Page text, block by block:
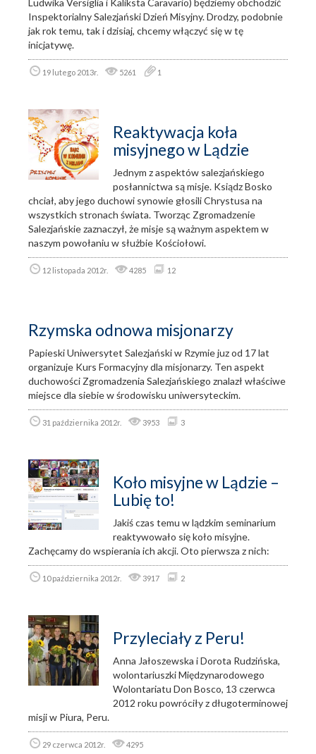
Ludwika Versiglia i Kaliksta Caravario) będziemy obchodzić
Inspektorialny Salezjański Dzień Misyjny. Drodzy, podobnie
jak rok temu, tak i dzisiaj, chcemy włączyć się w tę
inicjatywę.
19 lutego 2013r. 5261 1
Reaktywacja koła
misyjnego w Lądzie
Jednym z aspektów salezjańskiego
posłannictwa są misje. Ksiądz Bosko
chciał, aby jego duchowi synowie głosili Chrystusa na
wszystkich stronach świata. Tworząc Zgromadzenie
Salezjańskie zaznaczył, że misje są ważnym aspektem w
naszym powołaniu w służbie Kościołowi.
12 listopada 2012r. 4285 12
Rzymska odnowa misjonarzy
Papieski Uniwersytet Salezjański w Rzymie juz od 17 lat
organizuje Kurs Formacyjny dla misjonarzy. Ten aspekt
duchowości Zgromadzenia Salezjańskiego znalazł właściwe
miejsce dla siebie w środowisku uniwersyteckim.
31 października 2012r. 3953 3
Koło misyjne w Lądzie –
Lubię to!
Jakiś czas temu w lądzkim seminarium
reaktywowało się koło misyjne.
Zachęcamy do wspierania ich akcji. Oto pierwsza z nich:
10 października 2012r. 3917 2
Przyleciały z Peru!
Anna Jałoszewska i Dorota Rudzińska,
wolontariuszki Międzynarodowego
Wolontariatu Don Bosco, 13 czerwca
2012 roku powróciły z długoterminowej
misji w Piura, Peru.
29 czerwca 2012r. 4295